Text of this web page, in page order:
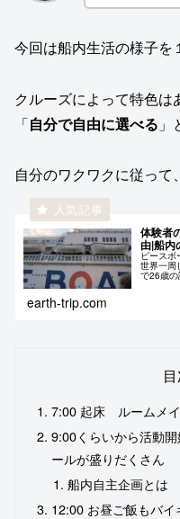
今回は船内生活の様子を
クルーズによって特色
「自分で自由に選べる 」
自分のワクワクに従って
体験者
由|船内
ピースボ
世界一周
で26歳の
れたタ
earth-trip.com
7:00 起床 ルームメイ
9:00くらいから活動
ールが盛りだくさん
船内自主企画とは
12:00 お昼ご飯もバイ